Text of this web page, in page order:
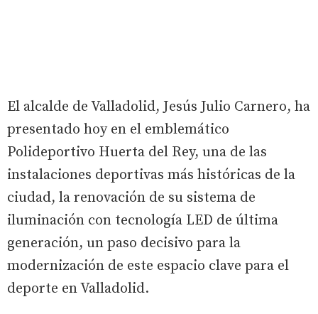
El alcalde de Valladolid, Jesús Julio Carnero, ha
presentado hoy en el emblemático
Polideportivo Huerta del Rey, una de las
instalaciones deportivas más históricas de la
ciudad, la renovación de su sistema de
iluminación con tecnología LED de última
generación, un paso decisivo para la
modernización de este espacio clave para el
deporte en Valladolid.